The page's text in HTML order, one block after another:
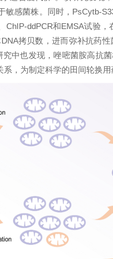
感菌株。同时，PsCytb-
ddPCR和EMSA试验
拷贝数，进而弥补抗药
中也发现，唑嘧菌胺高抗
，为制定科学的田间轮换用